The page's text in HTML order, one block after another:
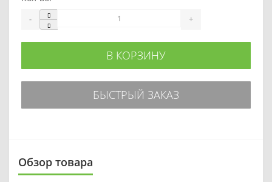
- +
В КОРЗИНУ
БЫСТРЫЙ ЗАКАЗ
Обзор товара